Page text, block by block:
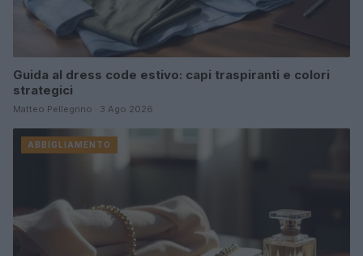
Guida al dress code estivo: capi traspiranti e colori
strategici
Matteo Pellegrino · 3 Ago 2026
ABBIGLIAMENTO